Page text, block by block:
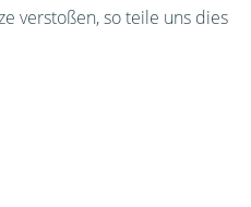
verstoßen, so teile uns dies